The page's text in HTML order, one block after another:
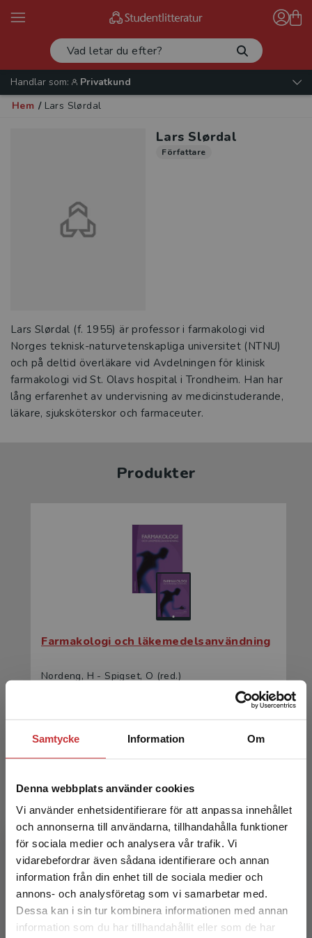
Samtycke Information Om
Denna webbplats använder cookies
Vi använder enhetsidentifierare för att anpassa innehållet
och annonserna till användarna, tillhandahålla funktioner
för sociala medier och analysera vår trafik. Vi
vidarebefordrar även sådana identifierare och annan
information från din enhet till de sociala medier och
annons- och analysföretag som vi samarbetar med.
Dessa kan i sin tur kombinera informationen med annan
information som du har tillhandahållit eller som de har
Begränsad fraktregion
Det verkar som att du besöker
Handlar som:
Privatkund
Hem / Lars Slørdal
Lars Slørdal
Författare
Lars Slørdal (f. 1955) är professor i farmakologi vid
Norges teknisk-naturvetenskapliga universitet (NTNU)
och på deltid överläkare vid Avdelningen för klinisk
farmakologi vid St. Olavs hospital i Trondheim. Han har
lång erfarenhet av undervisning av medicinstuderande,
läkare, sjuksköterskor och farmaceuter.
Produkter
Farmakologi och läkemedelsanvändning
Nordeng, H - Spigset, O (red.)
Farmakologi och läkemedelsanvändning
Nordeng, H - Spigset, O (red.)
406 krinkl. moms